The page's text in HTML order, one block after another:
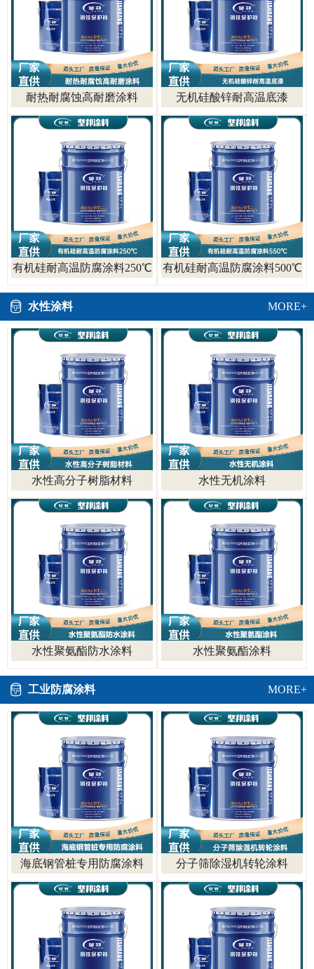
耐热耐腐蚀高耐磨涂料 无机硅酸锌耐高温底漆
有机硅耐高温防腐涂料250℃ 有机硅耐高温防腐涂料500℃
水性涂料 MORE+
水性高分子树脂材料 水性无机涂料
水性聚氨酯防水涂料 水性聚氨酯涂料
工业防腐涂料 MORE+
海底钢管桩专用防腐涂料 分子筛除湿机转轮涂料